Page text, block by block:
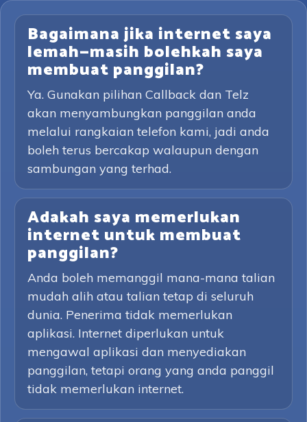
Bagaimana jika internet saya
lemah—masih bolehkah saya
membuat panggilan?
Ya. Gunakan pilihan Callback dan Telz
akan menyambungkan panggilan anda
melalui rangkaian telefon kami, jadi anda
boleh terus bercakap walaupun dengan
sambungan yang terhad.
Adakah saya memerlukan
internet untuk membuat
panggilan?
Anda boleh memanggil mana-mana talian
mudah alih atau talian tetap di seluruh
dunia. Penerima tidak memerlukan
aplikasi. Internet diperlukan untuk
mengawal aplikasi dan menyediakan
panggilan, tetapi orang yang anda panggil
tidak memerlukan internet.